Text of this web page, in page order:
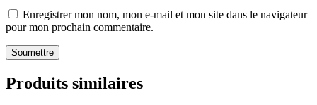
Enregistrer mon nom, mon e-mail et mon site dans le navigateur
pour mon prochain commentaire.
Produits similaires